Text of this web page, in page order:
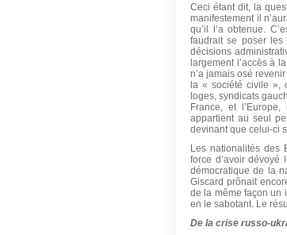
Ceci étant dit, la
manifestement il
qu’il l’a obtenue.
faudrait se poser
décisions
largement l’accès à
n’a jamais osé
la « société civile »,
loges, syndicats
France, et
appartient au seul
devinant que celui-ci
Les nationalités des
force d’avoir
démocratique de la
Giscard prônait
de la même façon un
en le sabotant. Le
De la crise russo-